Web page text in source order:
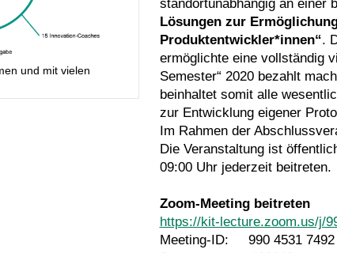
und mit vielen
standortunabhängig an einer
Lösungen zur
Produktentwickler*innen“.
ermöglichte eine vollständig
Semester“ 2020 bezahlt
beinhaltet somit alle
zur Entwicklung eigener
Im Rahmen der
Die Veranstaltung ist
09:00 Uhr jederzeit beitreten.
Zoom-Meeting beitreten
https://kit-lecture.zoom.us/j/
Meeting-ID: 990 4531 7492